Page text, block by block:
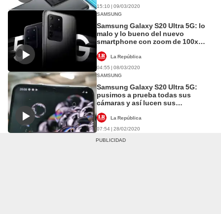
15:10 | 09/03/2020
SAMSUNG
Samsung Galaxy S20 Ultra 5G: lo
malo y lo bueno del nuevo
smartphone con zoom de 100x
La República
04:55 | 08/03/2020
SAMSUNG
Samsung Galaxy S20 Ultra 5G:
pusimos a prueba todas sus
cámaras y así lucen sus
La República
07:54 | 28/02/2020